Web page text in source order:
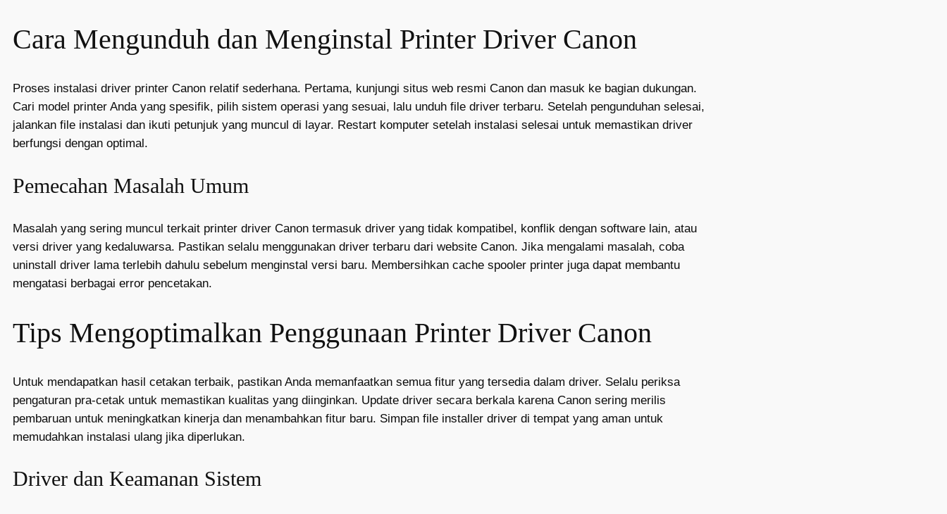
Cara Mengunduh dan Menginstal Printer Driver Canon
Proses instalasi driver printer Canon relatif sederhana. Pertama, kunjungi situs web resmi Canon dan masuk ke bagian dukungan.
Cari model printer Anda yang spesifik, pilih sistem operasi yang sesuai, lalu unduh file driver terbaru. Setelah pengunduhan selesai,
jalankan file instalasi dan ikuti petunjuk yang muncul di layar. Restart komputer setelah instalasi selesai untuk memastikan driver
berfungsi dengan optimal.
Pemecahan Masalah Umum
Masalah yang sering muncul terkait printer driver Canon termasuk driver yang tidak kompatibel, konflik dengan software lain, atau
versi driver yang kedaluwarsa. Pastikan selalu menggunakan driver terbaru dari website Canon. Jika mengalami masalah, coba
uninstall driver lama terlebih dahulu sebelum menginstal versi baru. Membersihkan cache spooler printer juga dapat membantu
mengatasi berbagai error pencetakan.
Tips Mengoptimalkan Penggunaan Printer Driver Canon
Untuk mendapatkan hasil cetakan terbaik, pastikan Anda memanfaatkan semua fitur yang tersedia dalam driver. Selalu periksa
pengaturan pra-cetak untuk memastikan kualitas yang diinginkan. Update driver secara berkala karena Canon sering merilis
pembaruan untuk meningkatkan kinerja dan menambahkan fitur baru. Simpan file installer driver di tempat yang aman untuk
memudahkan instalasi ulang jika diperlukan.
Driver dan Keamanan Sistem